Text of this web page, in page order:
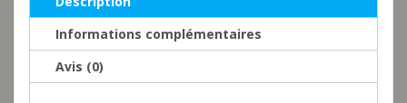
Schneewittchenschloss
Informations complémentaires
Avis (0)